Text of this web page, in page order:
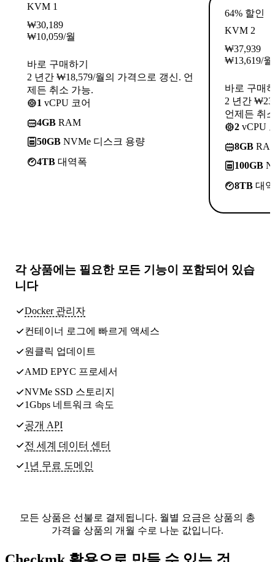
KVM 1
₩30,189
₩10,059/월
바로 구매하기
2 년간 ₩18,579/월의 가격으로 갱신. 언
제든 취소 가능.
1 vCPU 코어
4GB RAM
50GB NVMe 디스크 용량
4TB 대역폭
64% 할인
KVM 2
₩37,939
₩13,619/월
바로 구매
2 년간
언제든 취
2 vCPU
8GB
100GB
8TB 대
각 상품에는 필요한 모든 기능이 포함되어 있습
니다
Docker 관리자
컨테이너 로그에 빠르게 액세스
원클릭 업데이트
AMD EPYC 프로세서
NVMe SSD 스토리지
1Gbps 네트워크 속도
공개 API
전 세계 데이터 센터
1년 무료 도메인
모든 상품은 선불로 결제됩니다. 월별 요금은 상품의 총
가격을 상품의 개월 수로 나눈 값입니다.